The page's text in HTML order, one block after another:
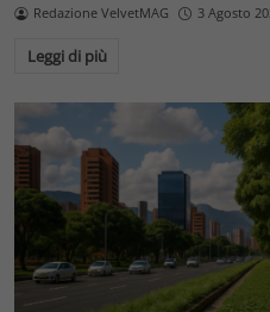
Redazione VelvetMAG 3 Agosto
Leggi di più